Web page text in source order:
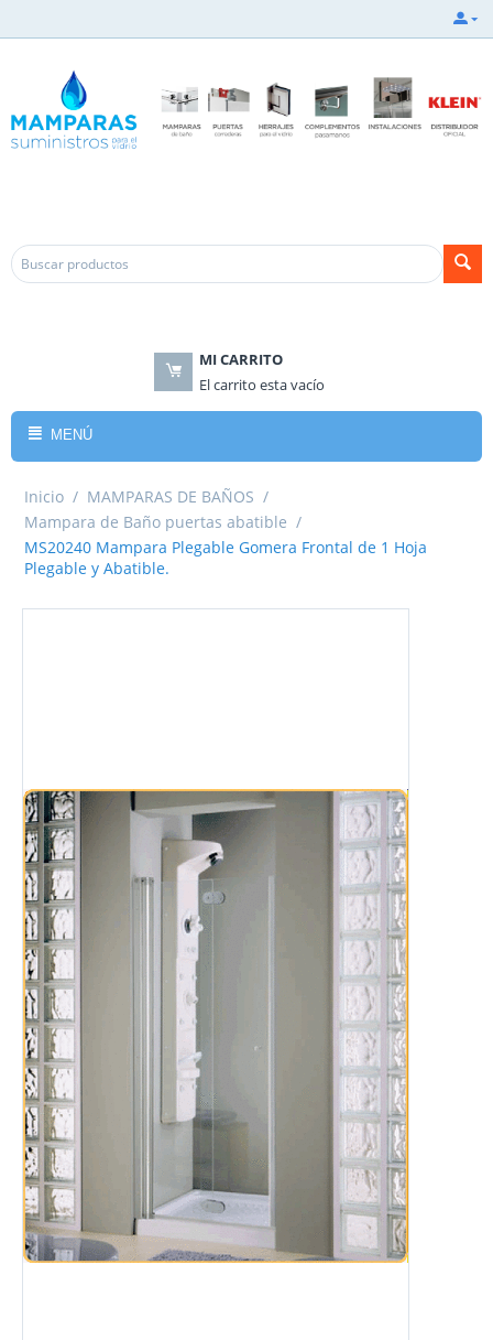
MI CARRITO
El carrito esta vacío
MENÚ
Inicio / MAMPARAS DE BAÑOS /
Mampara de Baño puertas abatible /
MS20240 Mampara Plegable Gomera Frontal de 1 Hoja
Plegable y Abatible.